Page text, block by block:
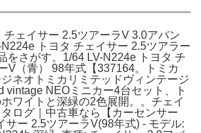
チェイサー 2.5ツアーラV 3.0アバン
トヨタ チェイサー 2.5ツアラー
をさがす。1/64 LV-N224e トヨタ チ
V（青） 98年式【337164。トミカ
ネオトミカリミテッドヴィンテージ
vintage NEOミニカー4台セット、ト
ワイトと深緑の2色展開。。チェイ
ログ｜中古車なら【カーセンサー
サー 2.5ツアーラV(98年式) - モデル: